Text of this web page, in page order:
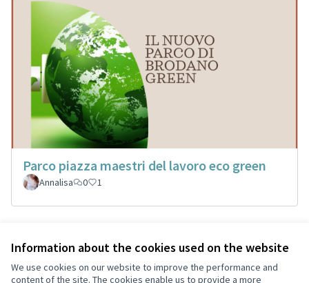
Information about the cookies used on the website
We use cookies on our website to improve the performance and
content of the site. The cookies enable us to provide a more
Parco piazza maestri del lavoro eco green
Annalisa 0 1
Terms of Service
Cookie settings